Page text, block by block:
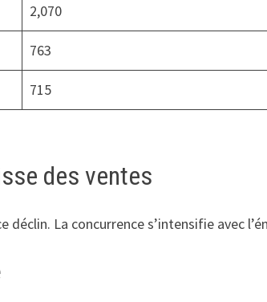
2,070
763
715
des ventes
déclin. La concurrence s’intensifie avec